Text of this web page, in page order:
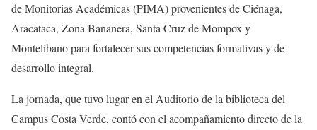
de Monitorias Académicas (PIMA) provenientes de Ciénaga,
Aracataca, Zona Bananera, Santa Cruz de Mompox y
Montelíbano para fortalecer sus competencias formativas y de
desarrollo integral.
La jornada, que tuvo lugar en el Auditorio de la biblioteca del
Campus Costa Verde, contó con el acompañamiento directo de la